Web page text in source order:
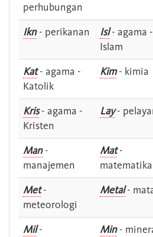
perhubungan
Ikn- perikanan Isl- agama -
Islam
Kat- agama -
Katolik
Kim- kimia
Kris- agama -
Kristen
Lay-
Man-
manajemen
Mat-
matematika
Met-
meteorologi
Metal-
Mil-
Min-